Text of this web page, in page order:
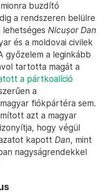
buzdító
a rendszeren belülre
Nicușor Dan
és a moldovai civilek
győzelem a leginkább
tartotta magát a
a pártkoalíció
a
fiókpártéra sem.
azt a magyar
hogy végül
kapott Dan, mint
nagyságrendekkel